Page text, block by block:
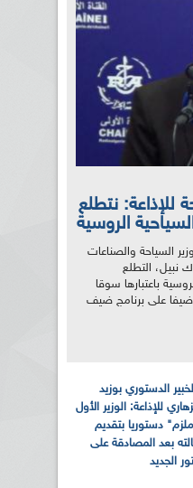
للإذاعة: نتطلع
الروسية
السياحة والصناعات
نبيل، التطلع
باعتبارها سوقا
على برنامج ضيف
الدستوري بوزيد
للإذاعة: الوزير الأول
دستوريا بتقديم
بعد المصادقة على
الجديد